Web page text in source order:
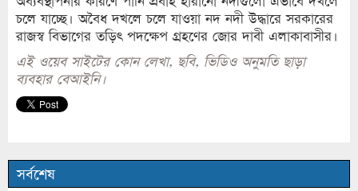
চলে যাচ্ছে। অবৈধ দখলে চলে যাওয়া নদ নদী উদ্ধারে সরকারের
রাজস্ব বিভাগের তড়িৎ পদক্ষেপ গ্রহণের জোর দাবী এলাকাবাসীর।
এই ওয়েব সাইটের কোন লেখা, ছবি, ভিডিও অনুমতি ছাড়া
ব্যবহার বেআইনি।
সর্বশেষ